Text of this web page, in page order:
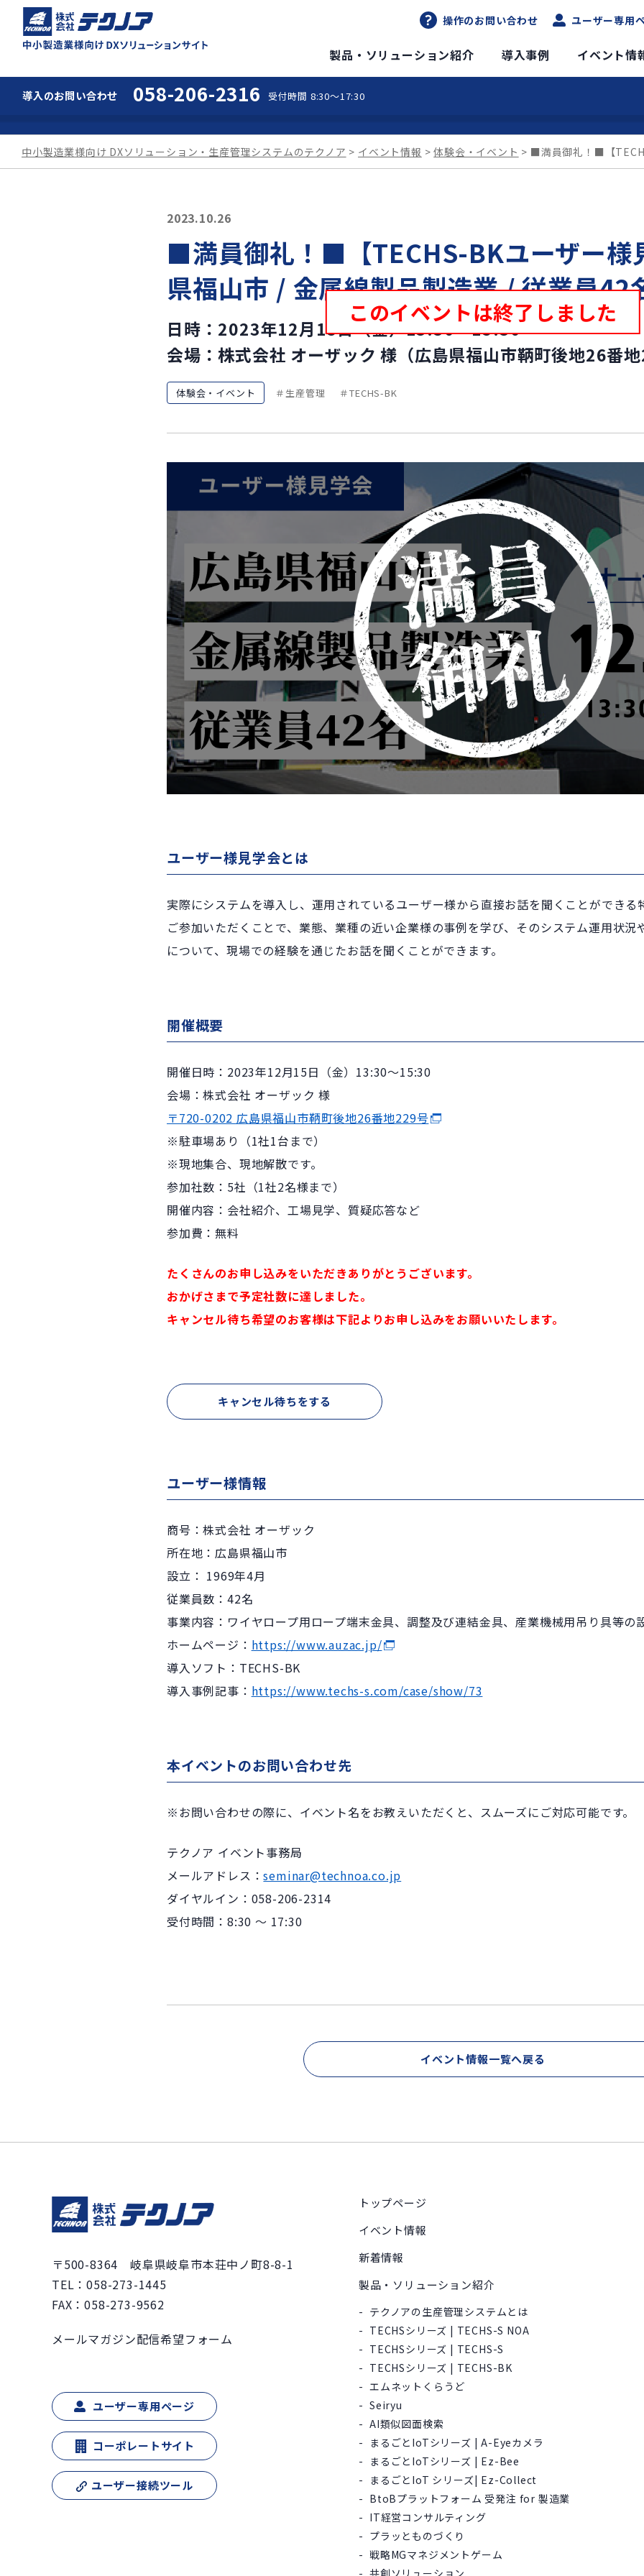
中小製造業様向け DXソリューションサイト
導入のお問い合わせ 058-206-2316 受付時間 8:30～17:30
操作のお問い合わせ ユーザー専用
製品・ソリューション紹介 導入事例 イベント情
中小製造業様向け DXソリューション・生産管理システムのテクノア イベント情報 体験会・イベント ■満員御礼！■【
2023.10.26
■満員御礼！■【TECHS-BKユーザー様
県福山市 / 金属線製品製造業 / 従業員42
このイベントは終了しました
日時：2023年12月15日（金）13:30～15:30
会場：株式会社 オーザック 様（広島県福山市鞆町後地26番地
体験会・イベント 生産管理 TECHS-BK
ユーザー様見学会とは
実際にシステムを導入し、運用されているユーザー様から直接お話を聞くことができる
ご参加いただくことで、業態、業種の近い企業様の事例を学び、そのシステム運用状況
について、現場での経験を通じたお話を聞くことができます。
開催概要
開催日時：2023年12月15日（金）13:30～15:30
会場：株式会社 オーザック 様
〒720-0202 広島県福山市鞆町後地26番地229号
※駐車場あり（1社1台まで）
※現地集合、現地解散です。
参加社数：5社（1社2名様まで）
開催内容：会社紹介、工場見学、質疑応答など
参加費：無料
たくさんのお申し込みをいただきありがとうございます。
おかげさまで予定社数に達しました。
キャンセル待ち希望のお客様は下記よりお申し込みをお願いいたします。
キャンセル待ちをする
ユーザー様情報
商号：株式会社 オーザック
所在地：広島県福山市
設立： 1969年4月
従業員数：42名
事業内容： ワイヤロープ用ロープ端末金具、調整及び連結金具、産業機械用吊り具等の
ホームページ： https://www.auzac.jp/
導入ソフト：TECHS-BK
導入事例記事： https://www.techs-s.com/case/show/73
本イベントのお問い合わせ先
※お問い合わせの際に、イベント名をお教えいただくと、スムーズにご対応可能です。
テクノア イベント事務局
メールアドレス：seminar@technoa.co.jp
ダイヤルイン：058-206-2314
受付時間：8:30 ～ 17:30
イベント情報一覧へ戻る
〒500-8364 岐阜県岐阜市本荘中ノ町8-8-1
TEL：058-273-1445
FAX：058-273-9562
メールマガジン配信希望フォーム
ユーザー専用ページ
コーポレートサイト
ユーザー接続ツール
トップページ
イベント情報
新着情報
製品・ソリューション紹介
テクノアの生産管理システムとは
TECHSシリーズ | TECHS-S NOA
TECHSシリーズ | TECHS-S
TECHSシリーズ | TECHS-BK
エムネットくらうど
Seiryu
AI類似図面検索
まるごとIoTシリーズ | A-Eyeカメラ
まるごとIoTシリーズ | Ez-Bee
まるごとIoT シリーズ| Ez-Collect
BtoBプラットフォーム 受発注 for 製造業
IT経営コンサルティング
プラッとものづくり
戦略MGマネジメントゲーム
共創ソリューション